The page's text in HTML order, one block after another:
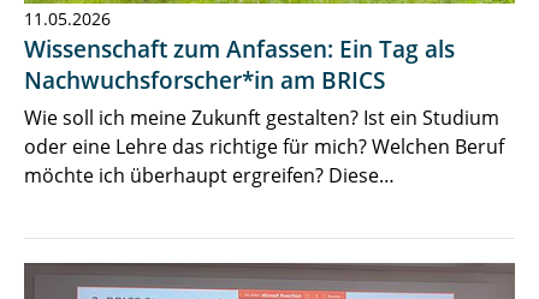
11.05.2026
Wissenschaft zum Anfassen: Ein Tag als
Nachwuchsforscher*in am BRICS
Wie soll ich meine Zukunft gestalten? Ist ein Studium
oder eine Lehre das richtige für mich? Welchen Beruf
möchte ich überhaupt ergreifen? Diese…